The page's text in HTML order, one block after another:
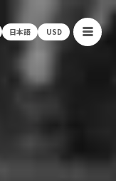
日本語 USD